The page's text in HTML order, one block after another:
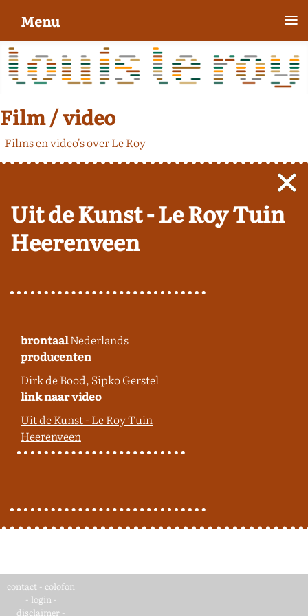
Film / video
Films en video's over Le Roy
Uit de Kunst - Le Roy Tuin
Heerenveen
brontaalNederlands
producenten
Dirk de Bood, Sipko Gerstel
link naar video
Uit de Kunst - Le Roy Tuin
Heerenveen
contact - colofon
- login -
disclaimer -
Menu ≡